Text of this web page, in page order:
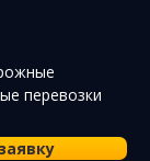
перевозки